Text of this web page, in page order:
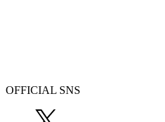
OFFICIAL SNS